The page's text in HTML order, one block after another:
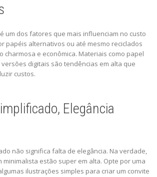
um dos fatores que mais influenciam no custo
papéis alternativos ou até mesmo reciclados
charmosa e econômica. Materiais como papel
digitais são tendências em alta que
custos.
Elegância
não significa falta de elegância. Na verdade,
minimalista estão super em alta. Opte por uma
ilustrações simples para criar um convite